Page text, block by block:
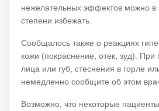
нежелательных эффектов можно в
степени избежать.
Сообщалось также о реакциях
кожи (покраснение, отек, зуд). При
лица или губ, стеснения в горле
немедленно сообщите об этом
Возможно, что некоторые